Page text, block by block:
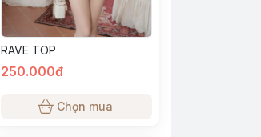
RAVE TOP
250.000đ
Chọn mua